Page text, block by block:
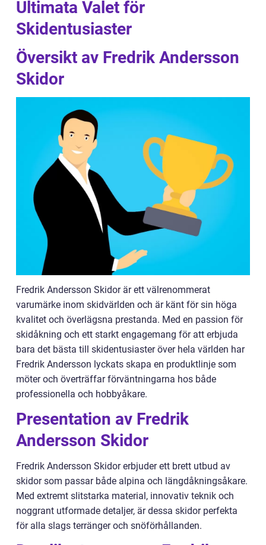
Ultimata Valet för
Skidentusiaster
Översikt av Fredrik Andersson
Skidor
Fredrik Andersson Skidor är ett välrenommerat
varumärke inom skidvärlden och är känt för sin höga
kvalitet och överlägsna prestanda. Med en passion för
skidåkning och ett starkt engagemang för att erbjuda
bara det bästa till skidentusiaster över hela världen har
Fredrik Andersson lyckats skapa en produktlinje som
möter och överträffar förväntningarna hos både
professionella och hobbyåkare.
Presentation av Fredrik
Andersson Skidor
Fredrik Andersson Skidor erbjuder ett brett utbud av
skidor som passar både alpina och längdåkningsåkare.
Med extremt slitstarka material, innovativ teknik och
noggrant utformade detaljer, är dessa skidor perfekta
för alla slags terränger och snöförhållanden.